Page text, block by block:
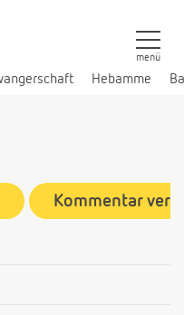
Hebamme
menü
Kommentar